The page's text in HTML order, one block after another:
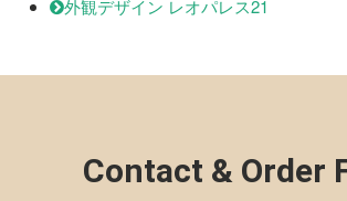
外観デザイン レオパレス21
Contact & Order